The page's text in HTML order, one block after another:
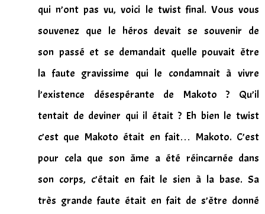
qui n’ont pas vu, voici le twist final. Vous vous
souvenez que le héros devait se souvenir de
son passé et se demandait quelle pouvait être
la faute gravissime qui le condamnait à vivre
l’existence désespérante de Makoto ? Qu’il
tentait de deviner qui il était ? Eh bien le twist
c’est que Makoto était en fait… Makoto. C’est
pour cela que son âme a été réincarnée dans
son corps, c’était en fait le sien à la base. Sa
très grande faute était en fait de s’être donné